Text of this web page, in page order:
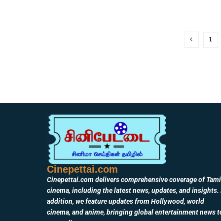
1
Cinepettai.com
Cinepettai.com delivers comprehensive coverage of
cinema, including the latest news, updates, and insights.
addition, we feature updates from Hollywood, world
cinema, and anime, bringing global entertainment news